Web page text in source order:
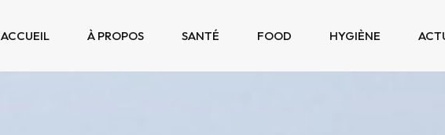
ACCUEIL À PROPOS SANTÉ FOOD HYGIÈNE